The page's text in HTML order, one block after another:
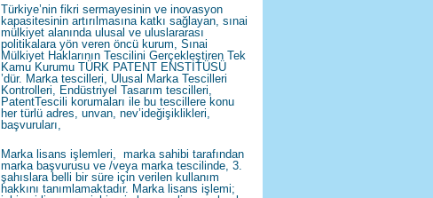
Türkiye’nin fikri sermayesinin ve inovasyon
kapasitesinin artırılmasına katkı sağlayan, sınai
mülkiyet alanında ulusal ve uluslararası
politikalara yön veren öncü kurum, Sınai
Mülkiyet Haklarının Tescilini Gerçekleştiren Tek
Kamu Kurumu TÜRK PATENT ENSTİTÜSÜ
’dür. Marka tescilleri, Ulusal Marka Tescilleri
Kontrolleri, Endüstriyel Tasarım tescilleri,
PatentTescili korumaları ile bu tescillere konu
her türlü adres, unvan, nev’ideğişiklikleri,
başvuruları,
Marka lisans işlemleri, marka sahibi tarafından
marka başvurusu ve /veya marka tescilinde, 3.
şahıslara belli bir süre için verilen kullanım
hakkını tanımlamaktadır. Marka lisans işlemi;